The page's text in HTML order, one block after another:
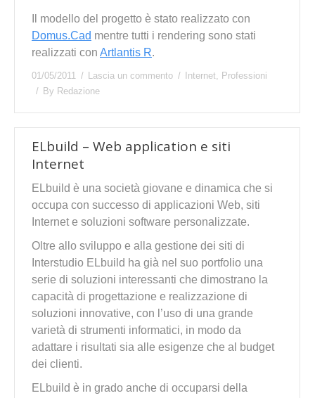
Il modello del progetto è stato realizzato con
Domus.Cad mentre tutti i rendering sono stati
realizzati con Artlantis R.
01/05/2011 Lascia un commento Internet, Professioni
By Redazione
ELbuild – Web application e siti
Internet
ELbuild è una società giovane e dinamica che si
occupa con successo di applicazioni Web, siti
Internet e soluzioni software personalizzate.
Oltre allo sviluppo e alla gestione dei siti di
Interstudio ELbuild ha già nel suo portfolio una
serie di soluzioni interessanti che dimostrano la
capacità di progettazione e realizzazione di
soluzioni innovative, con l’uso di una grande
varietà di strumenti informatici, in modo da
adattare i risultati sia alle esigenze che al budget
dei clienti.
ELbuild è in grado anche di occuparsi della